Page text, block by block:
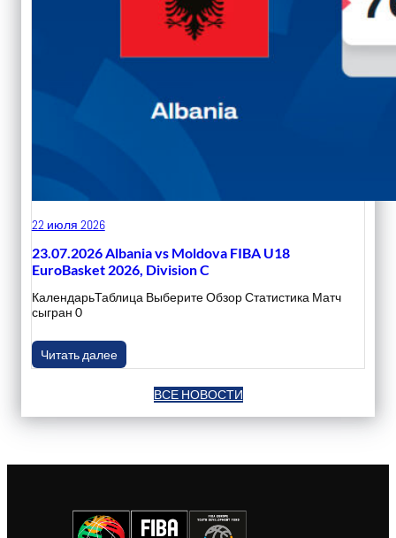
22 июля 2026
23.07.2026 Albania vs Moldova FIBA U18
EuroBasket 2026, Division C
КалендарьТаблица Выберите Обзор Статистика Матч
сыгран 0
Читать далее
ВСЕ НОВОСТИ